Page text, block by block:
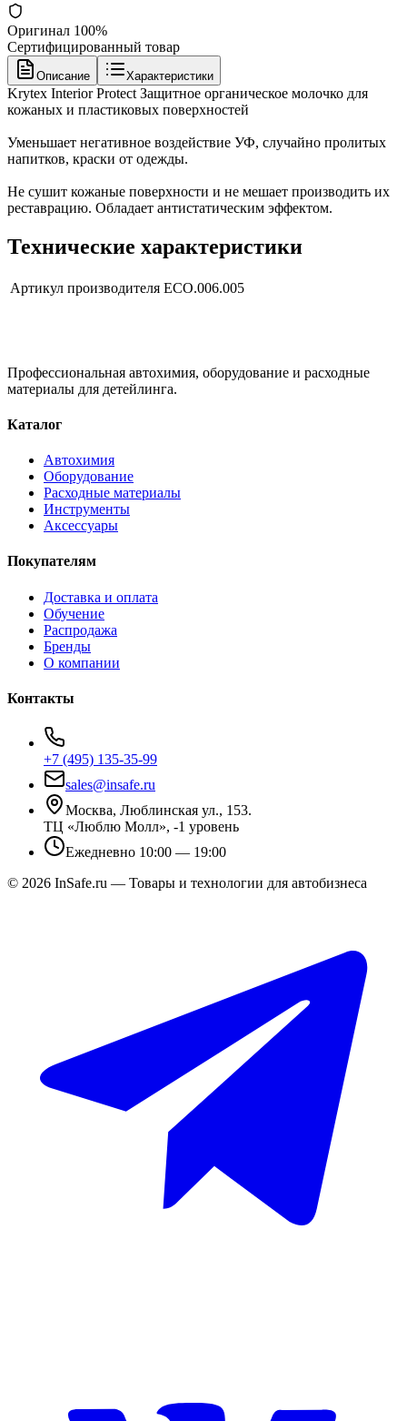
Оригинал 100%
Сертифицированный товар
Описание Характеристики
Krytex Interior Protect Защитное органическое молочко для
кожаных и пластиковых поверхностей
Уменьшает негативное воздействие УФ, случайно пролитых
напитков, краски от одежды.
Не сушит кожаные поверхности и не мешает производить их
реставрацию. Обладает антистатическим эффектом.
Технические характеристики
Артикул производителя ECO.006.005
Профессиональная автохимия, оборудование и расходные
материалы для детейлинга.
Каталог
Автохимия
Оборудование
Расходные материалы
Инструменты
Аксессуары
Покупателям
Доставка и оплата
Обучение
Распродажа
Бренды
О компании
Контакты
+7 (495) 135-35-99
sales@insafe.ru
Москва, Люблинская ул., 153.
ТЦ «Люблю Молл», -1 уровень
Ежедневно 10:00 — 19:00
© 2026 InSafe.ru — Товары и технологии для автобизнеса